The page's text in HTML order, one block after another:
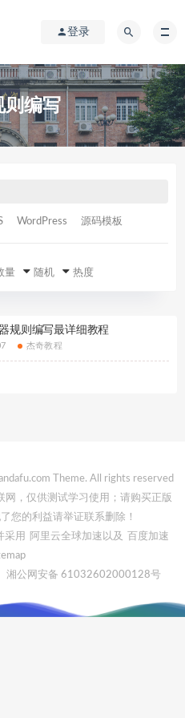
登录
则编写
WordPress 源码模板
量 随机 热度
规则编写最详细教程
杰奇教程
Theme. All rights reserved
，仅供测试学习使用；请购买正版
您的利益请举证联系删除！
采用 阿里云全球加速 以及
百度加速
湘公网安备 61032602000128号